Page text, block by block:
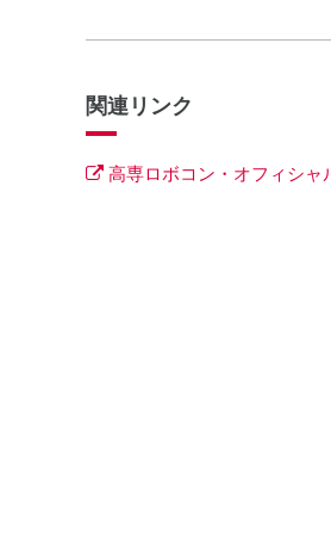
関連リンク
高専ロボコン・オフィシャ